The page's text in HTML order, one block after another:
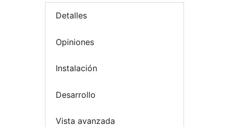
Detalles
Opiniones
Instalación
Desarrollo
Vista avanzada